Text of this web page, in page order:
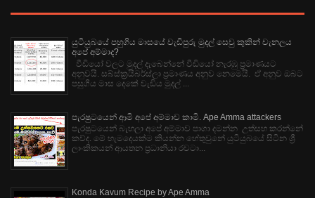
යුටියුබයේ පහුගිය මාසයේ වැඩිපුරු මුදල් සෙවු කුකින් චැනලය
අපේ අම්මාද?
වීඩියෝ වලට මුදල් දැබෙන්නේ වීඩියෝ නැරඹු ප්‍රමාණයට
අනුවයි. සබ්ස්ක්‍රයිබර්ස්ලා ප්‍රමාණය අනුව නෙමෙයි. ඒ අනුව ඔබට
පසුගිය මාස දෙකේ වැඩිය මුදල් ...
පැරෂුටයෙන් ආමි අපේ අම්මාව කාමි. Ape Amma attackers
පැරෂුටයෙන් බැහලා අපේ අම්මාව පාගා දමන්න උත්සහ කරන්නේ
කව්ද. මේ හැමදෙයක්ම කියන්න හේතුවුනේ යුටියුබයේ සිටින ශ්‍රී
ලාංකිකයන් ආයතන ප්‍රධානියා රවටා...
Konda Kavum Recipe by Ape Amma